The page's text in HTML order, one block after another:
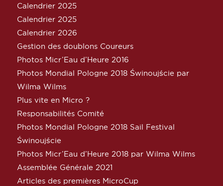
Calendrier 2025
Calendrier 2025
Calendrier 2026
Gestion des doublons Coureurs
Photos Micr’Eau d’Heure 2016
Photos Mondial Pologne 2018 Świnoujście par
Wilma Wilms
Plus vite en Micro ?
Responsabilités Comité
Photos Mondial Pologne 2018 Sail Festival
Świnoujście
Photos Micr’Eau d’Heure 2018 par Wilma Wilms
Assemblée Générale 2021
Articles des premières MicroCup